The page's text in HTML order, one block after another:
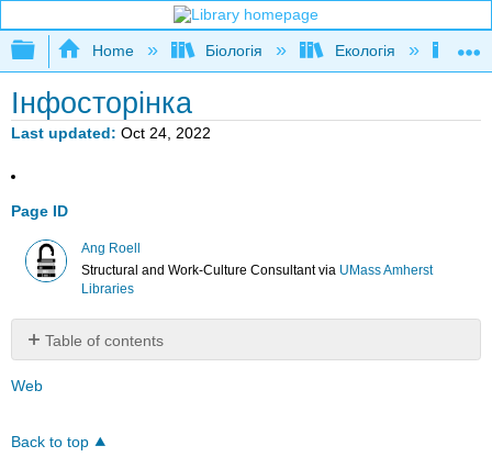
Expand/collapse global hierarchy
Home Біологія Екологія
Інфосторінка
Last updated Oct 24, 2022
Page ID
Ang Roell
Structural and Work-Culture Consultantvia UMass Amherst
Libraries
Table of contents
No
headers
Web
Back to top